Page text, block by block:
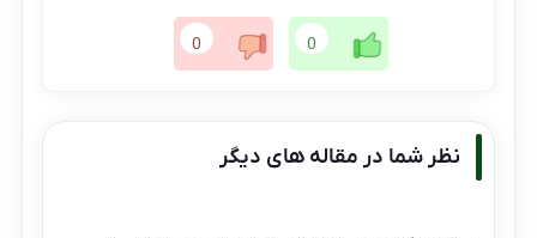
0
0
نظر شما در مقاله های دیگر